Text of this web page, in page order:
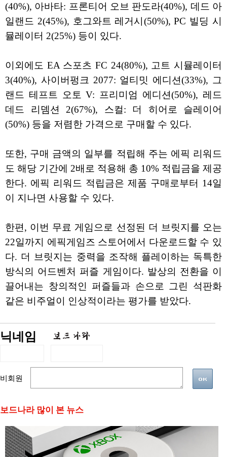
(40%), 아바타: 프론티어 오브 판도라(40%), 데드 아
일랜드 2(45%), 호그와트 레거시(50%), PC 빌딩 시
뮬레이터 2(25%) 등이 있다.
이외에도 EA 스포츠 FC 24(80%), 고트 시뮬레이터
3(40%), 사이버펑크 2077: 얼티밋 에디션(33%), 그
랜드 테프트 오토 V: 프리미엄 에디션(50%), 레드
데드 리뎀션 2(67%), 스컬: 더 히어로 슬레이어
(50%) 등을 저렴한 가격으로 구매할 수 있다.
또한, 구매 금액의 일부를 적립해 주는 에픽 리워드
도 해당 기간에 2배로 적용해 총 10% 적립금을 제공
한다. 에픽 리워드 적립금은 제품 구매로부터 14일
이 지나면 사용할 수 있다.
한편, 이번 무료 게임으로 선정된 더 브릿지를 오는
22일까지 에픽게임즈 스토어에서 다운로드할 수 있
다. 더 브릿지는 중력을 조작해 플레이하는 독특한
방식의 어드벤처 퍼즐 게임이다. 발상의 전환을 이
끌어내는 창의적인 퍼즐들과 손으로 그린 석판화
같은 비주얼이 인상적이라는 평가를 받았다.
닉네임
비회원
보드나라 많이 본 뉴스